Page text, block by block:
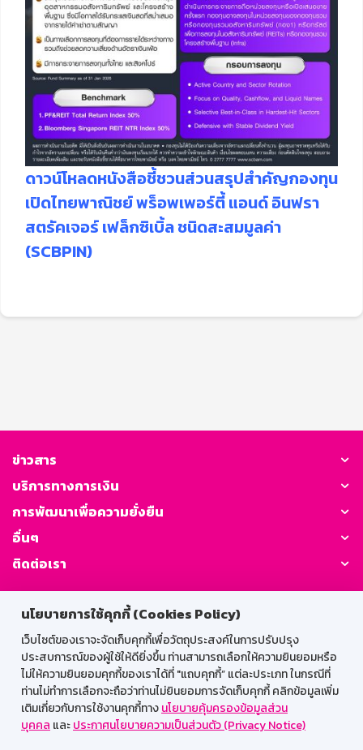
นโยบายการใช้คุกกี้ (Cookies Policy)
เว็บไซต์ของเราจะจัดเก็บคุกกี้เพื่อวัตถุประสงค์ในการปรับปรุง
ประสบการณ์ของผู้ใช้ให้ดียิ่งขึ้น ท่านสามารถเลือกให้ความยินยอมหรือ
ไม่ให้ความยินยอมคุกกี้ของเราได้ที่ "แถบคุกกี้” แต่ละประเภท ในกรณีที่
ท่านไม่ทำการเลือกจะถือว่าท่านไม่ยินยอมการจัดเก็บคุกกี้ คลิกข้อมูลเพิ่ม
เติมเกี่ยวกับการใช้งานคุกกี้ทางนโยบายคุ้มครองข้อมูลส่วน
บุคคล และประกาศนโยบายความเป็นส่วนตัว (Privacy Notice)
ดาวน์โหลดหนังสือชี้ชวนส่วนสรุปสำคัญกองทุน
เปิดไทยพาณิชย์ พร็อพเพอร์ตี้ แอนด์ อินฟรา
สตรัคเจอร์ เฟล็กซิเบิ้ล ชนิดสะสมมูลค่า
(SCBPIN)
ข่าวสาร
บริการทางการเงิน
การพัฒนาเพื่อความยั่งยืน
อื่นๆ
ติดต่อเรา
GSB Society:
สำหรับพนักงาน
Web HR
GSB Wisdom
M-Search
เข้าสู่ระบบเน็ตเมล